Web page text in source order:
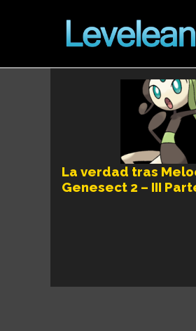
La verdad tras
Genesect 2 – III